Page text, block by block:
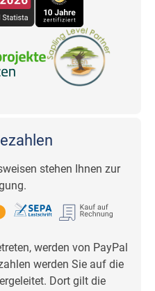
stehen Ihnen zur
werden von PayPal
werden Sie auf die
Dort gilt die